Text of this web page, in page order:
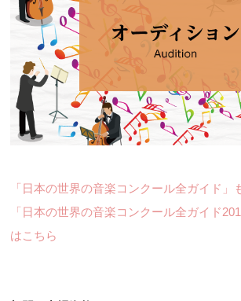
「日本の世界の音楽コンクール全ガイド」
「日本の世界の音楽コンクール全ガイド
はこちら